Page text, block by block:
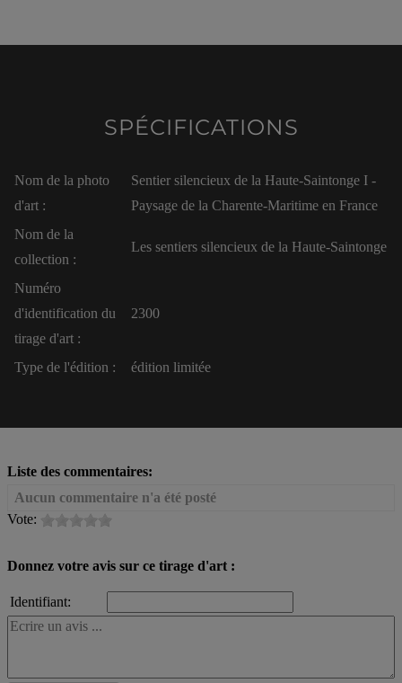
SPÉCIFICATIONS
Nom de la photo
d'art :
Sentier silencieux de la Haute-Saintonge I -
Paysage de la Charente-Maritime en France
Nom de la
collection :
Les sentiers silencieux de la Haute-Saintonge
Numéro
d'identification du
tirage d'art :
2300
Type de l'édition : édition limitée
Liste des commentaires:
Aucun commentaire n'a été posté
Vote:
Donnez votre avis sur ce tirage d'art :
Identifiant: